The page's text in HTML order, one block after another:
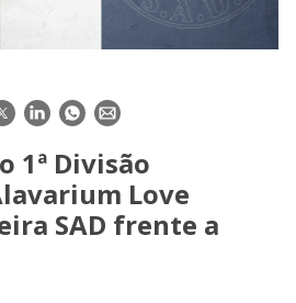
LinkedInWhatsApp
E-
1ª Divisão
Love
SAD frente a